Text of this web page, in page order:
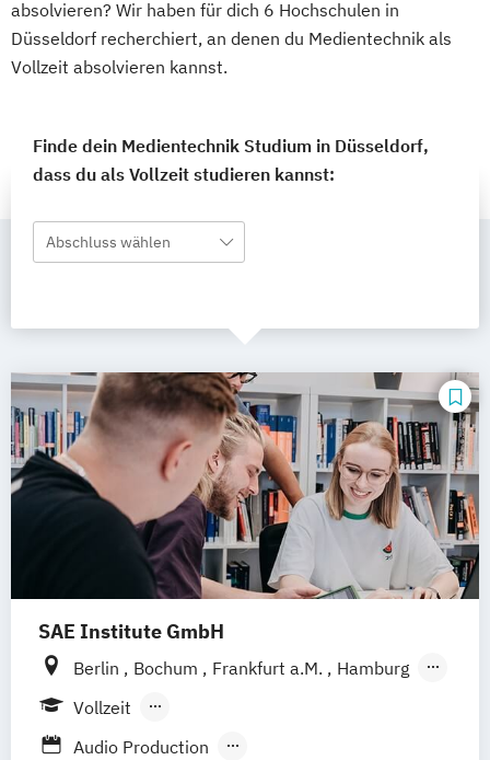
absolvieren? Wir haben für dich 6 Hochschulen in
Düsseldorf recherchiert, an denen du Medientechnik als
Vollzeit absolvieren kannst.
Finde dein Medientechnik Studium in Düsseldorf,
dass du als Vollzeit studieren kannst:
Abschluss wählen
SAE Institute GmbH
Berlin Bochum Frankfurt a.M.
Hamburg
Köln
Leipzig
Vollzeit
Berufsbegleitendes Präsenzstudium
Audio Production